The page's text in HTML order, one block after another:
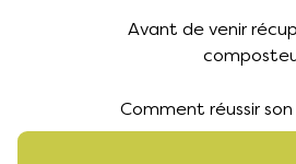
Avant de venir
Comment réussir